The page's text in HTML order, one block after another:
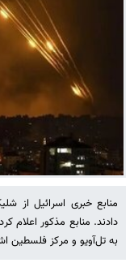
به تل‌آویو و مرکز فلسطین